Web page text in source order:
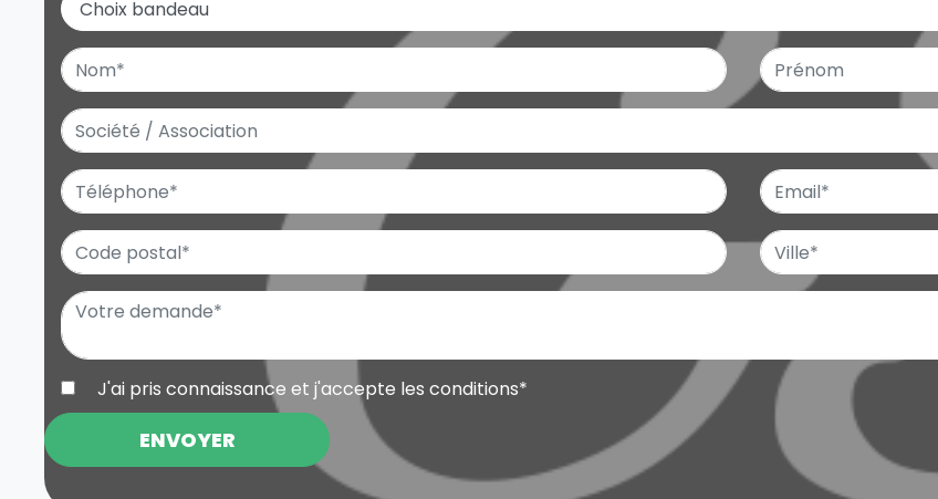
J'ai pris connaissance et j'accepte les conditions*
ENVOYER